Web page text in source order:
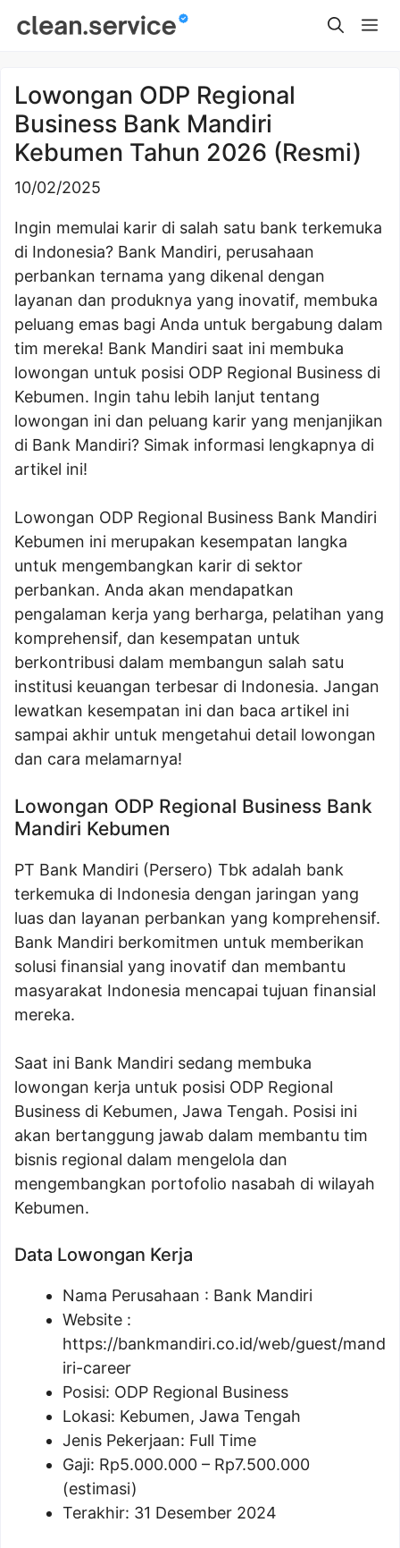
Lowongan ODP Regional
Business Bank Mandiri
Kebumen Tahun 2026 (Resmi)
10/02/2025
Ingin memulai karir di salah satu bank terkemuka
di Indonesia? Bank Mandiri, perusahaan
perbankan ternama yang dikenal dengan
layanan dan produknya yang inovatif, membuka
peluang emas bagi Anda untuk bergabung dalam
tim mereka! Bank Mandiri saat ini membuka
lowongan untuk posisi ODP Regional Business di
Kebumen. Ingin tahu lebih lanjut tentang
lowongan ini dan peluang karir yang menjanjikan
di Bank Mandiri? Simak informasi lengkapnya di
artikel ini!
Lowongan ODP Regional Business Bank Mandiri
Kebumen ini merupakan kesempatan langka
untuk mengembangkan karir di sektor
perbankan. Anda akan mendapatkan
pengalaman kerja yang berharga, pelatihan yang
komprehensif, dan kesempatan untuk
berkontribusi dalam membangun salah satu
institusi keuangan terbesar di Indonesia. Jangan
lewatkan kesempatan ini dan baca artikel ini
sampai akhir untuk mengetahui detail lowongan
dan cara melamarnya!
Lowongan ODP Regional Business Bank
Mandiri Kebumen
PT Bank Mandiri (Persero) Tbk adalah bank
terkemuka di Indonesia dengan jaringan yang
luas dan layanan perbankan yang komprehensif.
Bank Mandiri berkomitmen untuk memberikan
solusi finansial yang inovatif dan membantu
masyarakat Indonesia mencapai tujuan finansial
mereka.
Saat ini Bank Mandiri sedang membuka
lowongan kerja untuk posisi ODP Regional
Business di Kebumen, Jawa Tengah. Posisi ini
akan bertanggung jawab dalam membantu tim
bisnis regional dalam mengelola dan
mengembangkan portofolio nasabah di wilayah
Kebumen.
Data Lowongan Kerja
Nama Perusahaan : Bank Mandiri
Website :
https://bankmandiri.co.id/web/guest/mand
iri-career
Posisi: ODP Regional Business
Lokasi: Kebumen, Jawa Tengah
Jenis Pekerjaan: Full Time
Gaji: Rp5.000.000 – Rp7.500.000
(estimasi)
Terakhir: 31 Desember 2024